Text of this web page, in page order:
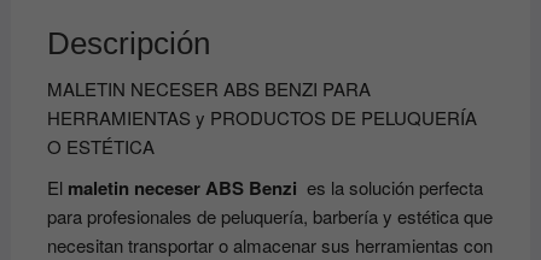
Descripción
MALETIN NECESER ABS BENZI PARA
HERRAMIENTAS y PRODUCTOS DE PELUQUERÍA
O ESTÉTICA
El maletin neceser ABS Benzi es la solución perfecta
para profesionales de peluquería, barbería y estética que
necesitan transportar o almacenar sus herramientas con